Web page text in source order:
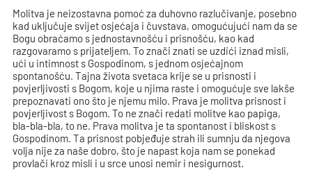
Molitva je neizostavna pomoć za duhovno razlučivanje, posebno
kad uključuje svijet osjećaja i čuvstava, omogućujući nam da se
Bogu obraćamo s jednostavnošću i prisnošću, kao kad
razgovaramo s prijateljem. To znači znati se uzdići iznad misli,
ući u intimnost s Gospodinom, s jednom osjećajnom
spontanošću. Tajna života svetaca krije se u prisnosti i
povjerljivosti s Bogom, koje u njima raste i omogućuje sve lakše
prepoznavati ono što je njemu milo. Prava je molitva prisnost i
povjerljivost s Bogom. To ne znači redati molitve kao papiga,
bla-bla-bla, to ne. Prava molitva je ta spontanost i bliskost s
Gospodinom. Ta prisnost pobjeđuje strah ili sumnju da njegova
volja nije za naše dobro, što je napast koja nam se ponekad
provlači kroz misli i u srce unosi nemir i nesigurnost.